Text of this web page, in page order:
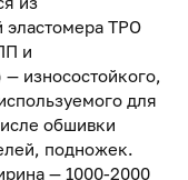
TPO
и
износостойкого,
для
обшивки
подножек.
— 1000-2000